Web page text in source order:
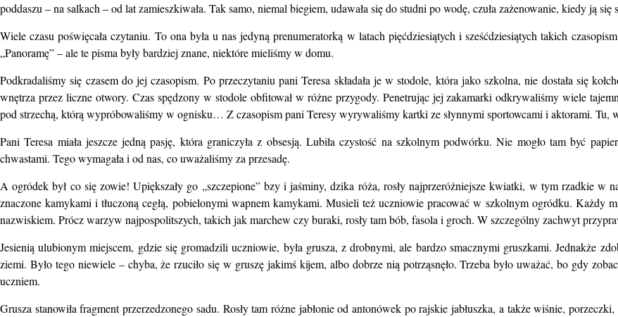
poddaszu – na salkach – od lat zamieszkiwała. Tak samo, niemal biegiem, udawała się do studni po wodę, czuła zażenowanie, kiedy ją
Wiele czasu poświęcała czytaniu. To ona była u nas jedyną prenumeratorką w latach pięćdziesiątych i sześćdziesiątych takich
„Panoramę” – ale te pisma były bardziej znane, niektóre mieliśmy w domu.
Podkradaliśmy się czasem do jej czasopism. Po przeczytaniu pani Teresa składała je w stodole, która jako szkolna, nie dostała się
wnętrza przez liczne otwory. Czas spędzony w stodole obfitował w różne przygody. Penetrując jej zakamarki odkrywaliśmy wiele
pod strzechą, którą wypróbowaliśmy w ognisku… Z czasopism pani Teresy wyrywaliśmy kartki ze słynnymi sportowcami i aktorami. Tu,
Pani Teresa miała jeszcze jedną pasję, która graniczyła z obsesją. Lubiła czystość na szkolnym podwórku. Nie mogło tam być
chwastami. Tego wymagała i od nas, co uważaliśmy za przesadę.
A ogródek był co się zowie! Upiększały go „szczepione” bzy i jaśminy, dzika róża, rosły najprzeróżniejsze kwiatki, w tym rzadkie w
znaczone kamykami i tłuczoną cegłą, pobielonymi wapnem kamykami. Musieli też uczniowie pracować w szkolnym ogródku. Każdy
nazwiskiem. Prócz warzyw najpospolitszych, takich jak marchew czy buraki, rosły tam bób, fasola i groch. W szczególny zachwyt
Jesienią ulubionym miejscem, gdzie się gromadzili uczniowie, była grusza, z drobnymi, ale bardzo smacznymi gruszkami. Jednakże
ziemi. Było tego niewiele – chyba, że rzuciło się w gruszę jakimś kijem, albo dobrze nią potrząsnęło. Trzeba było uważać, bo gdy
uczniem.
Grusza stanowiła fragment przerzedzonego sadu. Rosły tam różne jabłonie od antonówek po rajskie jabłuszka, a także wiśnie,